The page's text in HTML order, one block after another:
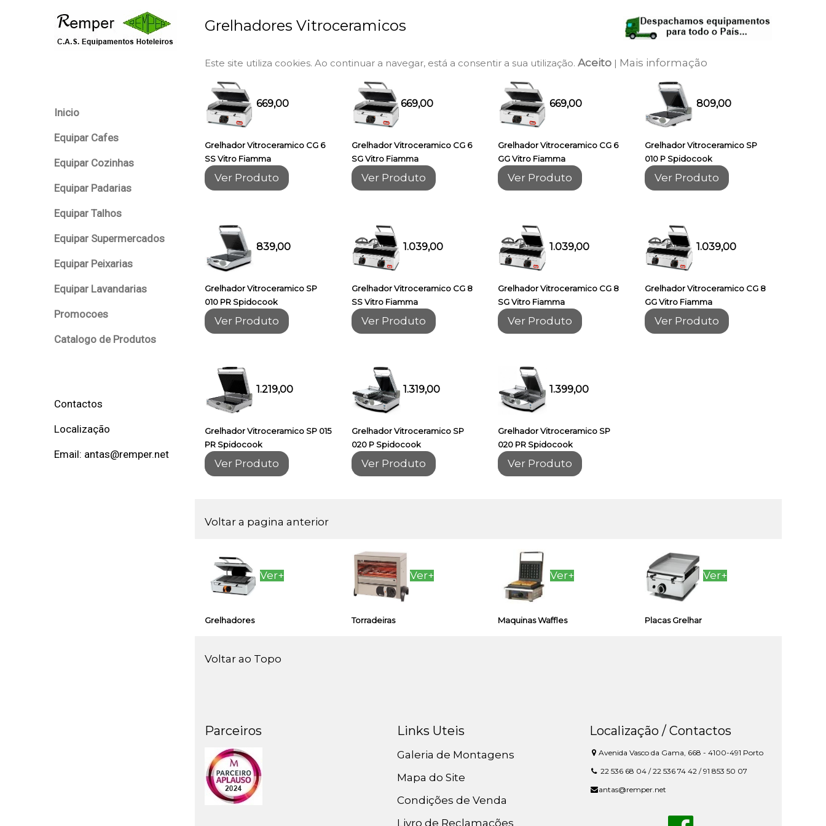
Inicio
Equipar Cafes
Equipar Cozinhas
Equipar Padarias
Equipar Talhos
Equipar Supermercados
Equipar Peixarias
Equipar Lavandarias
Promocoes
Catalogo de Produtos
Contactos
Localização
Email: antas@remper.net
Grelhadores Vitroceramicos
Este site utiliza cookies. Ao continuar a navegar, está a consentir a sua utilização. Aceito | Mais informação
669,00
Grelhador Vitroceramico CG 6
SS Vitro Fiamma
Ver Produto
669,00
Grelhador Vitroceramico CG 6
SG Vitro Fiamma
Ver Produto
669,00
Grelhador Vitroceramico CG 6
GG Vitro Fiamma
Ver Produto
809,00
Grelhador Vitroceramico SP
010 P Spidocook
Ver Produto
839,00
Grelhador Vitroceramico SP
010 PR Spidocook
Ver Produto
1.039,00
Grelhador Vitroceramico CG 8
SS Vitro Fiamma
Ver Produto
1.039,00
Grelhador Vitroceramico CG 8
SG Vitro Fiamma
Ver Produto
1.039,00
Grelhador Vitroceramico CG 8
GG Vitro Fiamma
Ver Produto
1.219,00
Grelhador Vitroceramico SP 015
PR Spidocook
Ver Produto
1.319,00
Grelhador Vitroceramico SP
020 P Spidocook
Ver Produto
1.399,00
Grelhador Vitroceramico SP
020 PR Spidocook
Ver Produto
Voltar a pagina anterior
Ver+
Grelhadores
Ver+
Torradeiras
Ver+
Maquinas Waffles
Ver+
Placas Grelhar
Voltar ao Topo
Parceiros Links Uteis
Galeria de Montagens
Mapa do Site
Condições de Venda
Livro de Reclamações
Localização / Contactos
Avenida Vasco da Gama, 668 - 4100-491 Porto
22 536 68 04 / 22 536 74 42 / 91 853 50 07
antas@remper.net